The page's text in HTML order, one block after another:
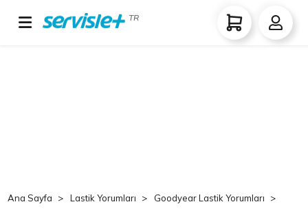
TR
Ana Sayfa Lastik Yorumları Goodyear Lastik Yorumları